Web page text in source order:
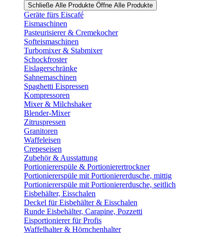
Schließe Alle Produkte Öffne Alle Produkte
Geräte fürs Eiscafé
Eismaschinen
Pasteurisierer & Cremekocher
Softeismaschinen
Turbomixer & Stabmixer
Schockfroster
Eislagerschränke
Sahnemaschinen
Spaghetti Eispressen
Kompressoren
Mixer & Milchshaker
Blender-Mixer
Zitruspressen
Granitoren
Waffeleisen
Crepeseisen
Zubehör & Ausstattung
Portioniererspüle & Portionierertrockner
Portioniererspüle mit Portioniererdusche, mittig
Portioniererspüle mit Portioniererdusche, seitlich
Eisbehälter, Eisschalen
Deckel für Eisbehälter & Eisschalen
Runde Eisbehälter, Carapine, Pozzetti
Eisportionierer für Profis
Waffelhalter & Hörnchenhalter